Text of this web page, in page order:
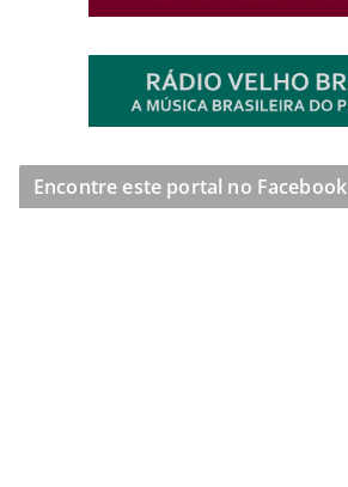
Encontre este portal no Facebook